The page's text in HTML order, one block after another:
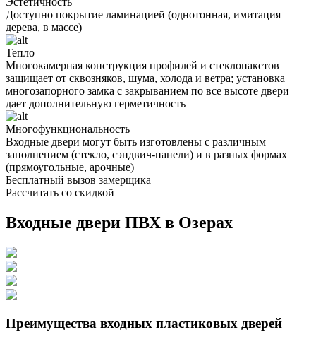
Доступно покрытие ламинацией (однотонная, имитация
дерева, в массе)
Тепло
Многокамерная конструкция профилей и стеклопакетов
защищает от сквозняков, шума, холода и ветра; установка
многозапорного замка с закрыванием по все высоте двери
дает дополнительную герметичность
Многофункциональность
Входные двери могут быть изготовлены с различным
заполнением (стекло, сэндвич-панели) и в разных формах
(прямоугольные, арочные)
Бесплатный вызов замерщика
Рассчитать со скидкой
Входные двери ПВХ в Озерах
Преимущества входных пластиковых дверей